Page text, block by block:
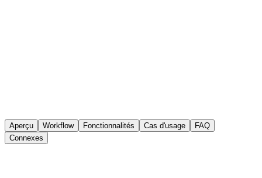
Aperçu Workflow Fonctionnalités Cas d'usage
FAQ
Connexes